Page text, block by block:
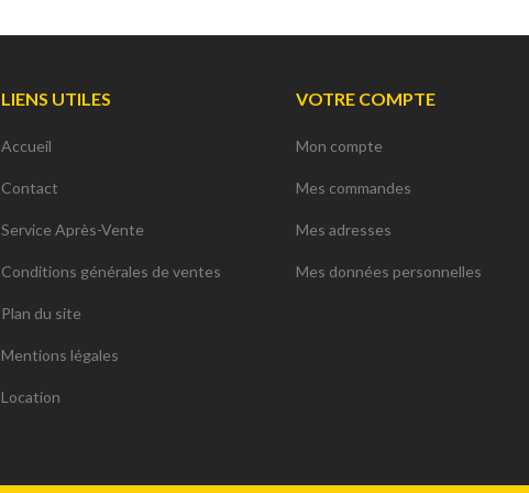
LIENS UTILES
Accueil
Contact
Service Après-Vente
Conditions générales de ventes
Plan du site
Mentions légales
Location
VOTRE COMPTE
Mon compte
Mes commandes
Mes adresses
Mes données personnelles